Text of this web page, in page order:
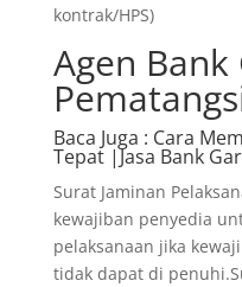
kontrak/HPS)
Agen
Baca Juga : Cara
Tepat |Jasa Bank
Surat Jaminan
kewajiban penyedia
pelaksanaan jika
tidak dapat di